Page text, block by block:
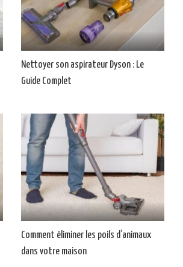
Nettoyer son aspirateur Dyson : Le
Guide Complet
Comment éliminer les poils d’animaux
dans votre maison